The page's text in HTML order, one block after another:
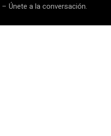
– Únete a la conversación.